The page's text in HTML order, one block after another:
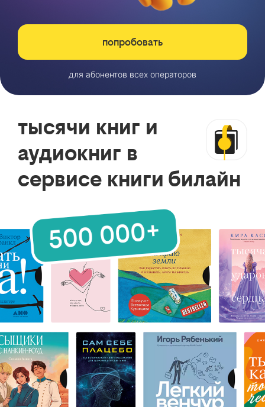
попробовать
для абонентов всех операторов
тысячи книг и
аудиокниг в
сервисе книги билайн